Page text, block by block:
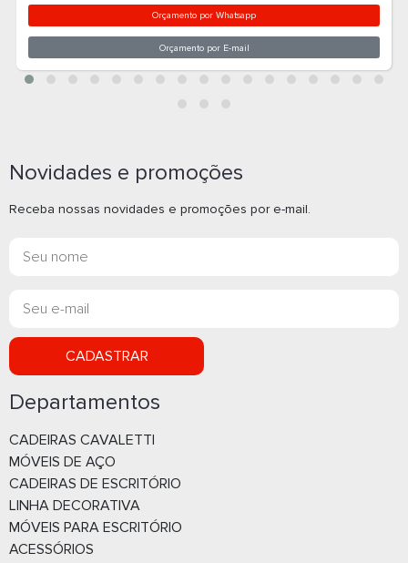
Novidades e promoções
Receba nossas novidades e promoções por e-mail.
CADASTRAR
Departamentos
CADEIRAS CAVALETTI
MÓVEIS DE AÇO
CADEIRAS DE ESCRITÓRIO
LINHA DECORATIVA
MÓVEIS PARA ESCRITÓRIO
ACESSÓRIOS